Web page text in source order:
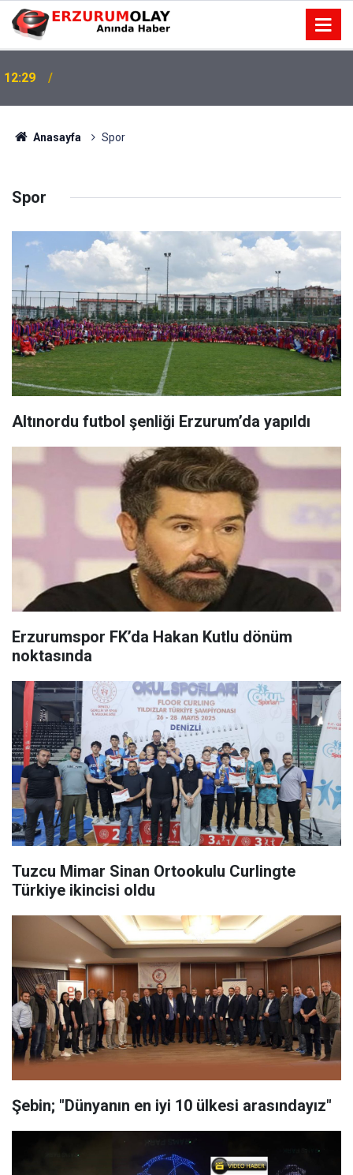
12:29
Anasayfa Spor
Spor
Altınordu futbol şenliği Erzurum’da yapıldı
Erzurumspor FK’da Hakan Kutlu dönüm
noktasında
Tuzcu Mimar Sinan Ortookulu Curlingte
Türkiye ikincisi oldu
Şebin; "Dünyanın en iyi 10 ülkesi arasındayız"